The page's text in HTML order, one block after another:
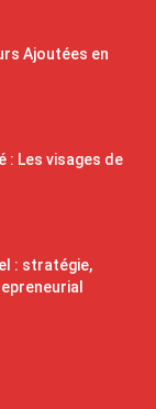
Ajoutées en
: Les visages de
: stratégie,